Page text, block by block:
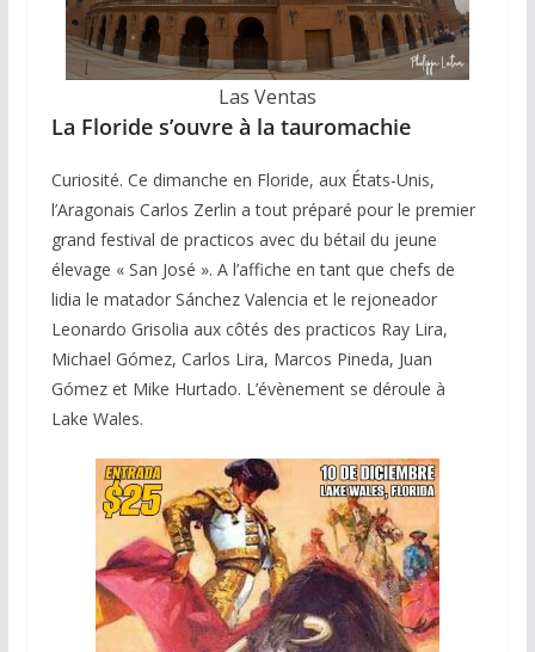
Las Ventas
La Floride s’ouvre à la tauromachie
Curiosité. Ce dimanche en Floride, aux États-Unis,
l’Aragonais Carlos Zerlin a tout préparé pour le premier
grand festival de practicos avec du bétail du jeune
élevage « San José ». A l’affiche en tant que chefs de
lidia le matador Sánchez Valencia et le rejoneador
Leonardo Grisolia aux côtés des practicos Ray Lira,
Michael Gómez, Carlos Lira, Marcos Pineda, Juan
Gómez et Mike Hurtado. L’évènement se déroule à
Lake Wales.